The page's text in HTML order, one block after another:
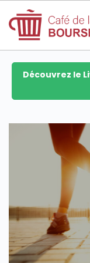
CATÉGORIES
Découvrez le